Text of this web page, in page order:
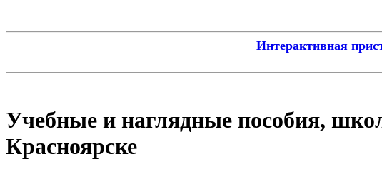
Интерактивная
Учебные и наглядные пособия,
Красноярске